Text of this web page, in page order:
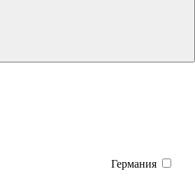
Германия